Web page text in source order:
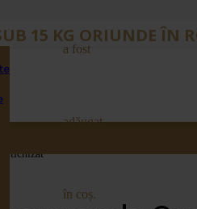
15 KG ORIUNDE ÎN
a fost
adăugat
în coș.